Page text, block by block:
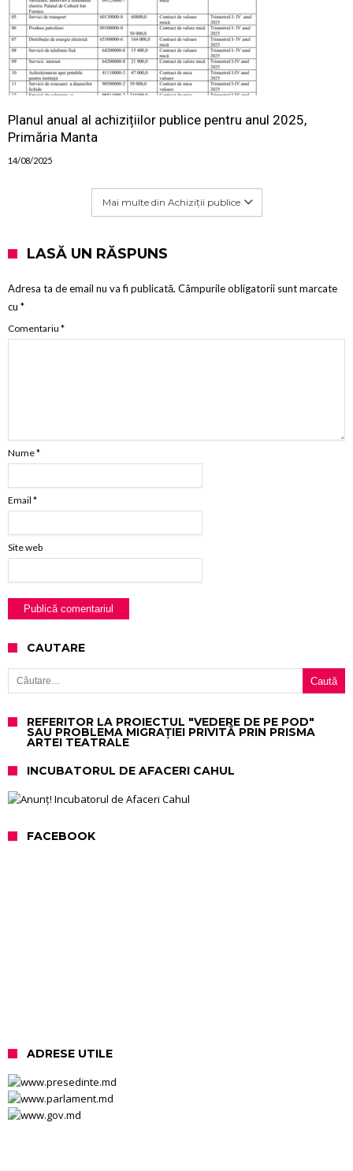
Planul anual al achizițiilor publice pentru anul 2025,
Primăria Manta
14/08/2025
Mai multe din Achiziții publice
LASĂ UN RĂSPUNS
Adresa ta de email nu va fi publicată. Câmpurile obligatorii sunt marcate
cu *
Comentariu *
Nume*
Email *
Site web
CAUTARE
Caută după:
REFERITOR LA PROIECTUL "VEDERE DE PE POD"
SAU PROBLEMA MIGRAȚIEI PRIVITĂ PRIN PRISMA
ARTEI TEATRALE
INCUBATORUL DE AFACERI CAHUL
FACEBOOK
ADRESE UTILE